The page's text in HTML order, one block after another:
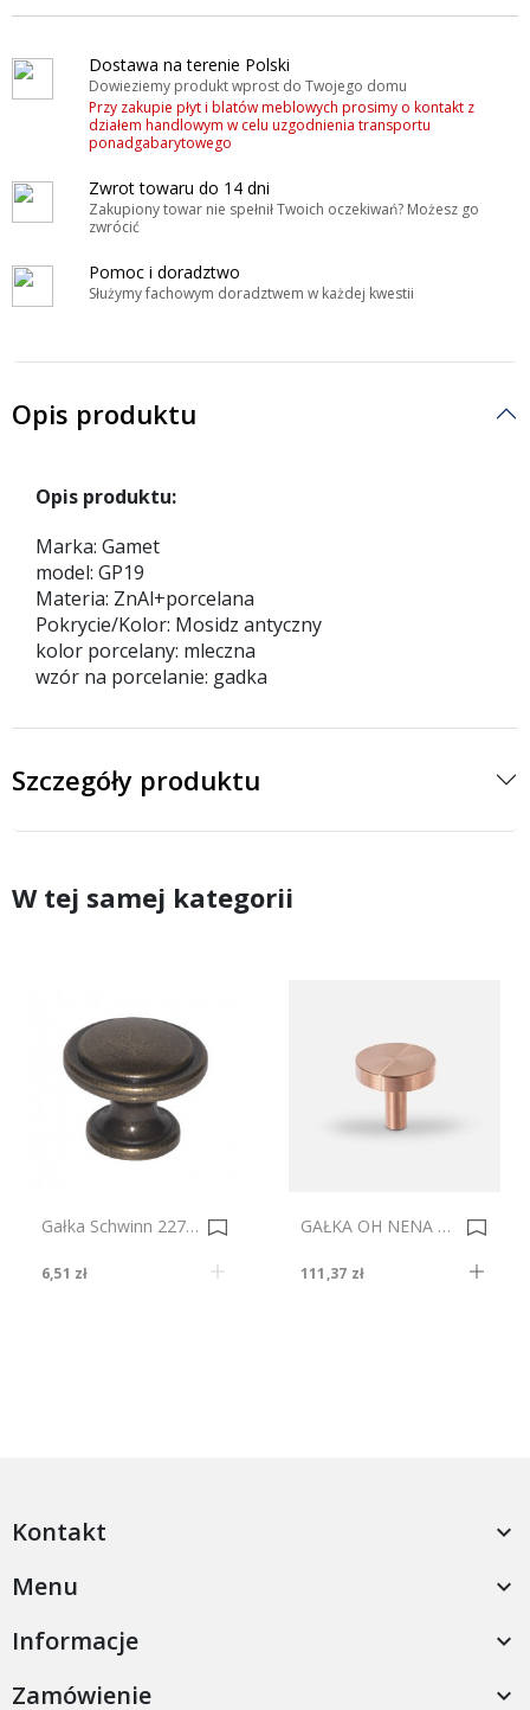
Dostawa na terenie Polski
Dowieziemy produkt wprost do Twojego domu
Przy zakupie płyt i blatów meblowych prosimy o kontakt z
działem handlowym w celu uzgodnienia transportu
ponadgabarytowego
Zwrot towaru do 14 dni
Zakupiony towar nie spełnił Twoich oczekiwań? Możesz go
zwrócić
Pomoc i doradztwo
Służymy fachowym doradztwem w każdej kwestii
Opis produktu
Opis produktu:
Marka: Gamet
model: GP19
Materia: ZnAl+porcelana
Pokrycie/Kolor: Mosidz antyczny
kolor porcelany: mleczna
wzór na porcelanie: gadka
Szczegóły produktu
W tej samej kategorii
Gałka Schwinn 22786 Mosiądz Patynowy 0010439
6,51 zł
GAŁKA OH NENA CU 0035205-0035211
111,37 zł
Kontakt 
Menu 
Informacje 
Zamówienie 